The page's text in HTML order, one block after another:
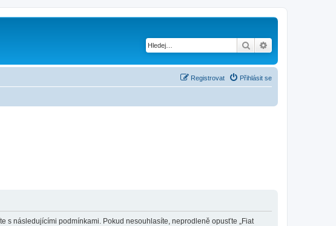
Hledat
Přihlásit se
Registrovat
s následujícími podmínkami. Pokud nesouhlasíte, neprodleně opusťte „Fiat